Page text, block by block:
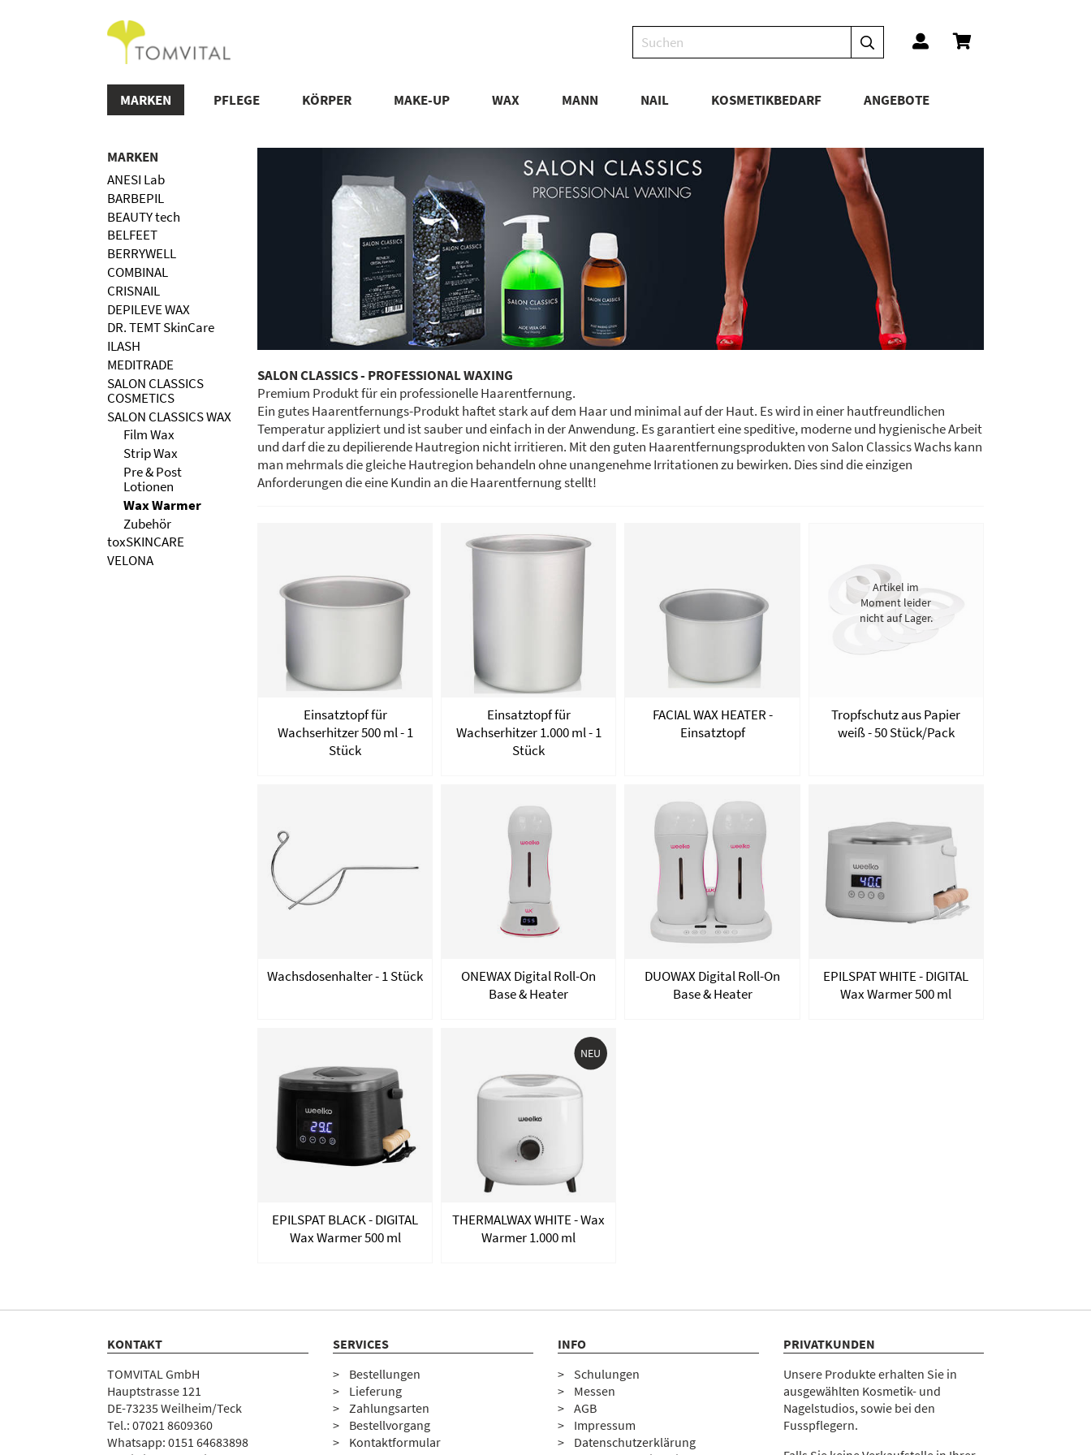
MARKEN PFLEGE KÖRPER MAKE-UP WAX MANN NAIL KOSMETIKBEDARF ANGEBOTE
MARKEN
ANESI Lab
BARBEPIL
BEAUTY tech
BELFEET
BERRYWELL
COMBINAL
CRISNAIL
DEPILEVE WAX
DR. TEMT SkinCare
ILASH
MEDITRADE
SALON CLASSICS
COSMETICS
SALON CLASSICS WAX
Film Wax
Strip Wax
Pre & Post
Lotionen
Wax Warmer
Zubehör
toxSKINCARE
VELONA
SALON CLASSICS - PROFESSIONAL WAXING
Premium Produkt für ein professionelle Haarentfernung.
Ein gutes Haarentfernungs-Produkt haftet stark auf dem Haar und minimal auf der Haut. Es wird in einer hautfreundlichen
Temperatur appliziert und ist sauber und einfach in der Anwendung. Es garantiert eine speditive, moderne und hygienische Arbeit
und darf die zu depilierende Hautregion nicht irritieren. Mit den guten Haarentfernungsprodukten von Salon Classics Wachs kann
man mehrmals die gleiche Hautregion behandeln ohne unangenehme Irritationen zu bewirken. Dies sind die einzigen
Anforderungen die eine Kundin an die Haarentfernung stellt!
Einsatztopf für
Wachserhitzer 500 ml - 1
Stück
Einsatztopf für
Wachserhitzer 1.000 ml - 1
Stück
FACIAL WAX HEATER -
Einsatztopf
Artikel im
Moment leider
nicht auf Lager.
Tropfschutz aus Papier
weiß - 50 Stück/Pack
Wachsdosenhalter - 1 Stück
ONEWAX Digital Roll-On
Base & Heater
DUOWAX Digital Roll-On
Base & Heater
EPILSPAT WHITE - DIGITAL
Wax Warmer 500 ml
EPILSPAT BLACK - DIGITAL
Wax Warmer 500 ml
NEU
THERMALWAX WHITE - Wax
Warmer 1.000 ml
KONTAKT
TOMVITAL GmbH
Hauptstrasse 121
DE-73235 Weilheim/Teck
Tel.: 07021 8609360
Whatsapp: 0151 64683898
SERVICES
Bestellungen
Lieferung
Zahlungsarten
Bestellvorgang
Kontaktformular
INFO
Schulungen
Messen
AGB
Impressum
Datenschutzerklärung
PRIVATKUNDEN
Unsere Produkte erhalten Sie in
ausgewählten Kosmetik- und
Nagelstudios, sowie bei den
Fusspflegern.